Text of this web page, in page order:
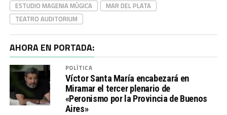
ESTUDIO MAGENIA MÚGICA
MAR DEL PLATA
TEATRO AUDITORIUM
AHORA EN PORTADA:
POLÍTICA
Víctor Santa María encabezará en
Miramar el tercer plenario de
«Peronismo por la Provincia de Buenos
Aires»